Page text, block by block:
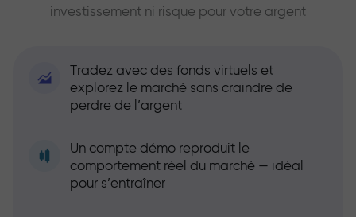
investissement ni risque pour votre argent
Tradez avec des fonds virtuels et
explorez le marché sans craindre de
perdre de l’argent
Un compte démo reproduit le
comportement réel du marché — idéal
pour s’entraîner